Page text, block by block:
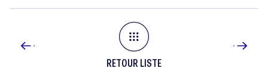
RETOUR LISTE